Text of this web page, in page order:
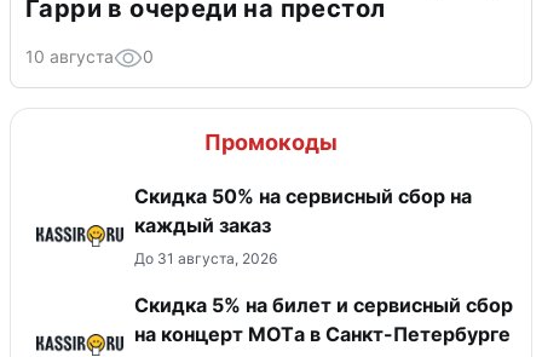
Гарри в очереди на престол
10 августа 0
Промокоды
Скидка 50% на сервисный сбор на
каждый заказ
До 31 августа, 2026
Скидка 5% на билет и сервисный сбор
на концерт MOTа в Санкт-Петербурге